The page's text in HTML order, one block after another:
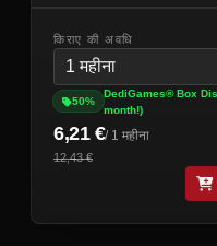
किराए की अवधि
1 महीना
50%
DediGames® Box
month!)
6,21 €/ 1 महीना
12,43 €